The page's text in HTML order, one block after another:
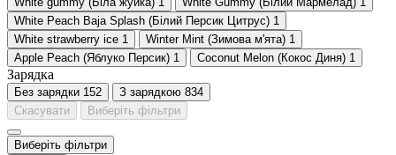
White Peach Baja Splash (Білий Персик Цитрус) 1
White strawberry ice 1 Winter Mint (Зимова м'ята) 1
Аpple Peach (Яблуко Персик) 1 Сoconut Melon (Кокос Диня) 1
Зарядка
Без зарядки 152 З зарядкою 834
Скасувати
Виберіть фільтри
Виберіть фільтри